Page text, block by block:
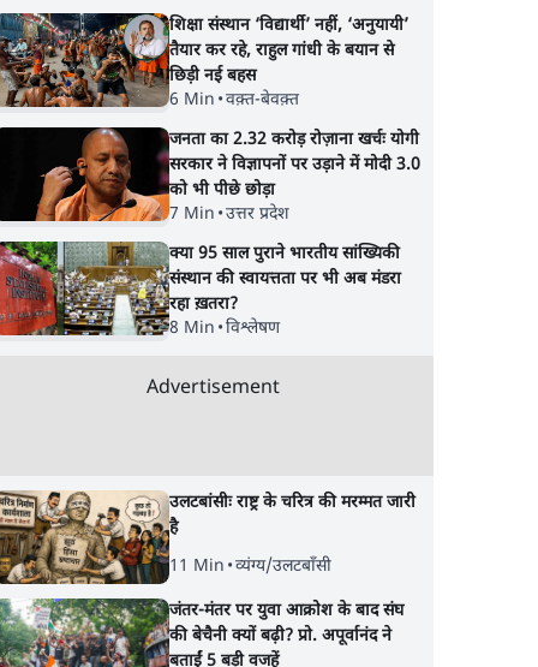
शिक्षा संस्थान ‘विद्यार्थी’ नहीं, ‘अनुयायी’
तैयार कर रहे, राहुल गांधी के बयान से
छिड़ी नई बहस
6 Min •वक़्त-बेवक़्त
जनता का 2.32 करोड़ रोज़ाना खर्चः योगी
सरकार ने विज्ञापनों पर उड़ाने में मोदी 3.0
को भी पीछे छोड़ा
7 Min •उत्तर प्रदेश
क्या 95 साल पुराने भारतीय सांख्यिकी
संस्थान की स्वायत्तता पर भी अब मंडरा
रहा ख़तरा?
8 Min •विश्लेषण
Advertisement
उलटबांसीः राष्ट्र के चरित्र की मरम्मत जारी
है
11 Min •व्यंग्य/उलटबाँसी
जंतर-मंतर पर युवा आक्रोश के बाद संघ
की बेचैनी क्यों बढ़ी? प्रो. अपूर्वानंद ने
बताईं 5 बड़ी वजहें